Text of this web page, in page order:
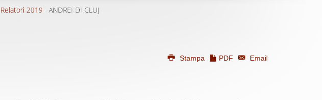
Relatori 2019 ANDREI DI CLUJ
Stampa PDF Email